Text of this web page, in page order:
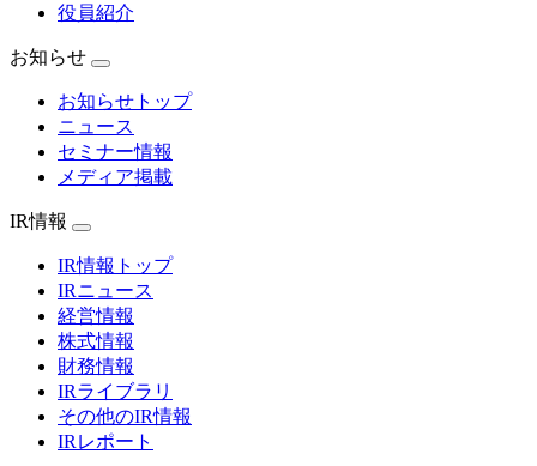
役員紹介
お知らせ
お知らせトップ
ニュース
セミナー情報
メディア掲載
IR情報
IR情報トップ
IRニュース
経営情報
株式情報
財務情報
IRライブラリ
その他のIR情報
IRレポート